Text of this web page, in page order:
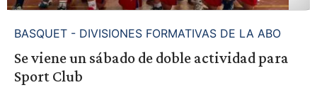
BASQUET - DIVISIONES FORMATIVAS DE LA ABO
Se viene un sábado de doble actividad para
Sport Club